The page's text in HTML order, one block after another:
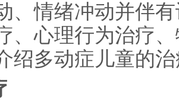
、情绪冲动并伴
、心理行为治疗
绍多动症儿童的